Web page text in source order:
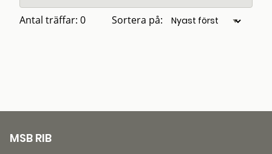
Antal träffar: 0 Sortera på:
MSB RIB